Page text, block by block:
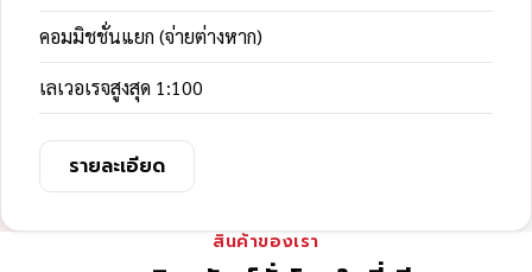
คอมมิชชั่นแยก (จ่ายต่างหาก)
เลเวอเรจสูงสุด 1:100
รายละเอียด
สินค้าของเรา